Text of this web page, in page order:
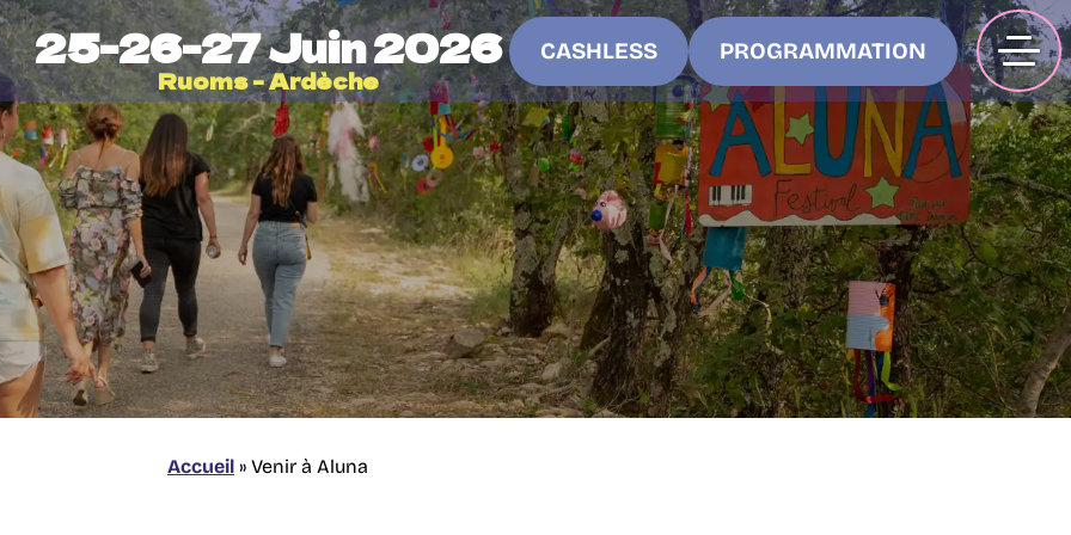
25-26-27 Juin 2026
Ruoms - Ardèche
CASHLESS PROGRAMMATION
QUESTIONS 2026
VILLAGES
Accueil » Venir à Aluna